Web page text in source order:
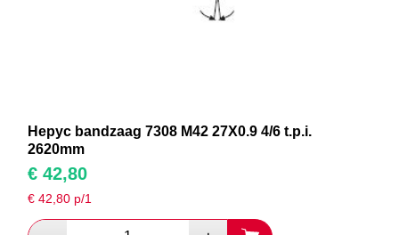
Hepyc bandzaag 7308 M42 27X0.9 4/6 t.p.i.
2620mm
€ 42,80
€42,80 p/1